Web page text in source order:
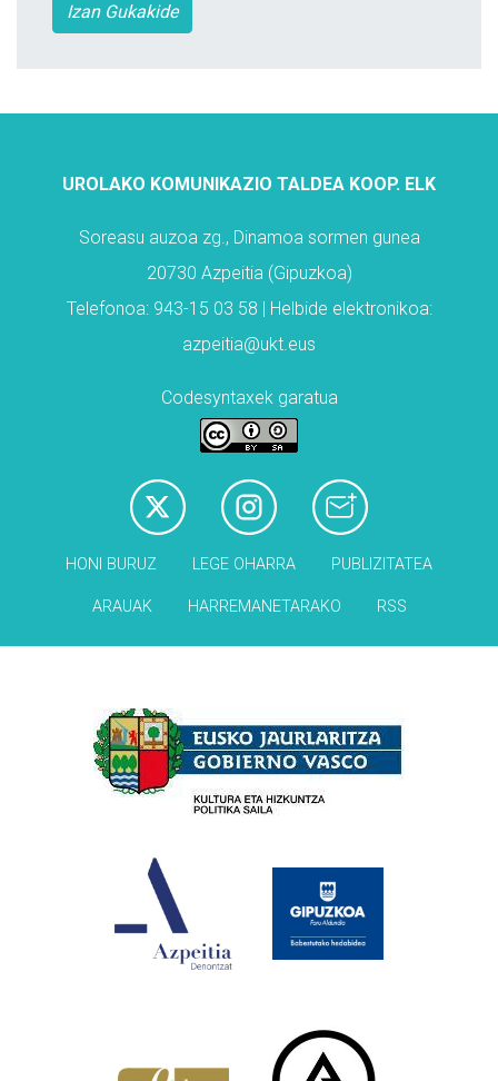
Izan Gukakide
UROLAKO KOMUNIKAZIO TALDEA KOOP. ELK
Soreasu auzoa zg., Dinamoa sormen gunea
20730 Azpeitia (Gipuzkoa)
Telefonoa: 943-15 03 58 | Helbide elektronikoa:
azpeitia@ukt.eus
Codesyntaxek garatua
HONI BURUZ LEGE OHARRA PUBLIZITATEA
ARAUAK HARREMANETARAKO RSS